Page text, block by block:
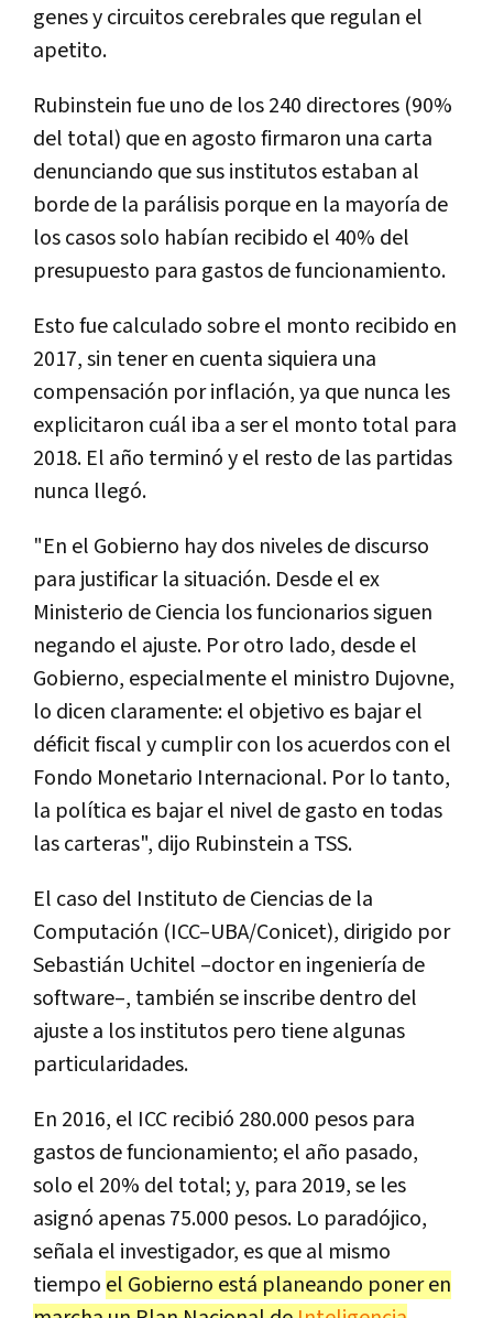
genes y circuitos cerebrales que regulan el
apetito.
Rubinstein fue uno de los 240 directores (90%
del total) que en agosto firmaron una carta
denunciando que sus institutos estaban al
borde de la parálisis porque en la mayoría de
los casos solo habían recibido el 40% del
presupuesto para gastos de funcionamiento.
Esto fue calculado sobre el monto recibido en
2017, sin tener en cuenta siquiera una
compensación por inflación, ya que nunca les
explicitaron cuál iba a ser el monto total para
2018. El año terminó y el resto de las partidas
nunca llegó.
"En el Gobierno hay dos niveles de discurso
para justificar la situación. Desde el ex
Ministerio de Ciencia los funcionarios siguen
negando el ajuste. Por otro lado, desde el
Gobierno, especialmente el ministro Dujovne,
lo dicen claramente: el objetivo es bajar el
déficit fiscal y cumplir con los acuerdos con el
Fondo Monetario Internacional. Por lo tanto,
la política es bajar el nivel de gasto en todas
las carteras", dijo Rubinstein a TSS.
El caso del Instituto de Ciencias de la
Computación (ICC–UBA/Conicet), dirigido por
Sebastián Uchitel –doctor en ingeniería de
software–, también se inscribe dentro del
ajuste a los institutos pero tiene algunas
particularidades.
En 2016, el ICC recibió 280.000 pesos para
gastos de funcionamiento; el año pasado,
solo el 20% del total; y, para 2019, se les
asignó apenas 75.000 pesos. Lo paradójico,
señala el investigador, es que al mismo
tiempo el Gobierno está planeando poner en